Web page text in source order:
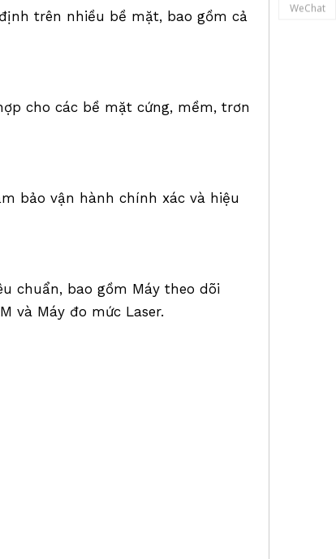
trên nhiều bề mặt, bao gồm cả
cho các bề mặt cứng, mềm, trơn
bảo vận hành chính xác và hiệu
chuẩn, bao gồm Máy theo dõi
và Máy đo mức Laser.
WeChat